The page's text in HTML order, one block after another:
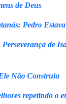
de Deus
Pedro
de
Não Construiu
repetindo o